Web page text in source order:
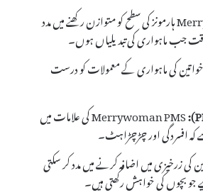
Merrywoman ہارمونز کی سطح کو متوازن رکھنے میں مدد
جب ماہواری کی تبدیلیاں ہوں۔
خواتین کی ماہواری کے معمولات کو درست
Merrywoman PMS کی علامات میں
کہ افسردگی اور چڑچڑاہٹ۔
کی زرخیزی میں اضافہ کرنے میں مدد کر سکتی
بچوں کی خواہش رکھتی ہیں۔